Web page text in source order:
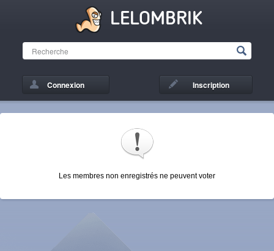
LELOMBRIK
Connexion Inscription
Les membres non enregistrés ne peuvent voter